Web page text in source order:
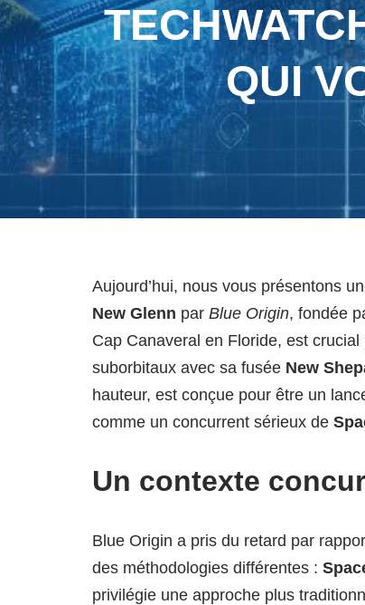
QUI
Aujourd’hui, nous vous présentons
New Glenn par Blue Origin, fondée
Cap Canaveral en Floride, est
suborbitaux avec sa fusée New
hauteur, est conçue pour être un
comme un concurrent sérieux de
Un contexte
Blue Origin a pris du retard par
des méthodologies différentes :
privilégie une approche plus